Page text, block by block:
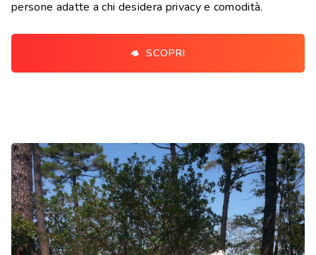
persone adatte a chi desidera privacy e comodità.
SCOPRI